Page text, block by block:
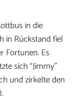
in die
in Rückstand fiel
Fortunen. Es
sich “Jimmy”
und zirkelte den